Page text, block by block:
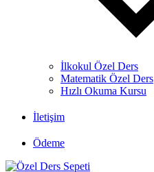
İlkokul Özel Ders
Matematik Özel Ders
Hızlı Okuma Kursu
İletişim
Ödeme